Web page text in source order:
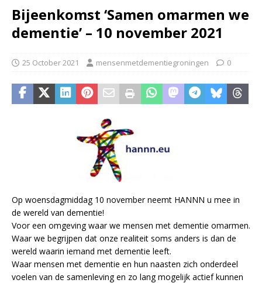
Bijeenkomst ‘Samen omarmen we
dementie’ – 10 november 2021
25 October 2021 mensenmetdementiegroningen 0
Op woensdagmiddag 10 november neemt HANNN u mee in
de wereld van dementie!
Voor een omgeving waar we mensen met dementie omarmen.
Waar we begrijpen dat onze realiteit soms anders is dan de
wereld waarin iemand met dementie leeft.
Waar mensen met dementie en hun naasten zich onderdeel
voelen van de samenleving en zo lang mogelijk actief kunnen